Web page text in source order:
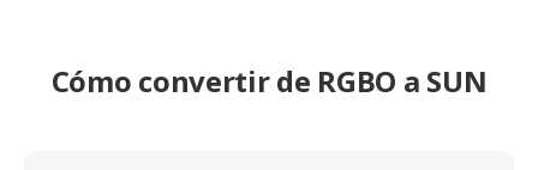
Cómo convertir de RGBO a SUN